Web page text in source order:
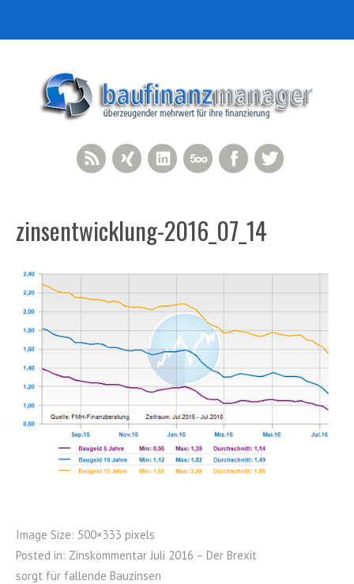
Facebook
500px
LinkedIn
Xing
RSS Feed
zinsentwicklung-2016_07_14
Image Size: 500×333 pixels
Posted in: Zinskommentar Juli 2016 – Der Brexit
sorgt für fallende Bauzinsen